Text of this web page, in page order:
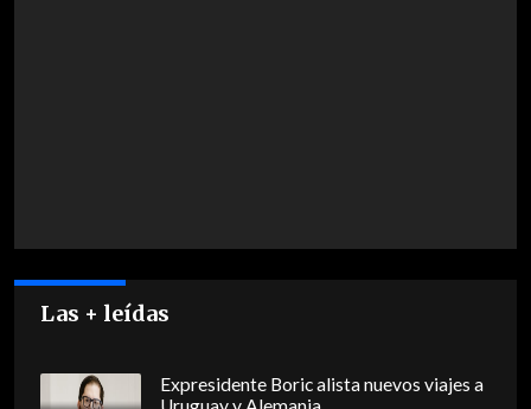
Las + leídas
Expresidente Boric alista nuevos viajes a